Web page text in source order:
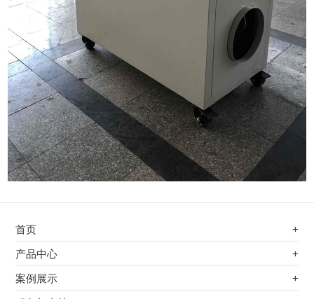
首页 +
不锈钢专用电磁加热器
电磁蒸汽发生器
产品中心 +
不锈钢专用电磁加热器
案例展示 +